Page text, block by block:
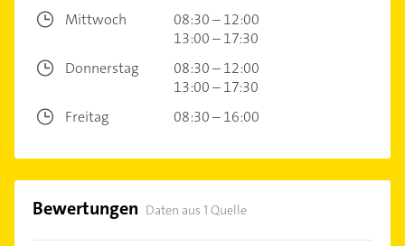
Mittwoch
08:30 – 12:00
13:00 – 17:30
Donnerstag
08:30 – 12:00
13:00 – 17:30
Freitag
08:30 – 16:00
Bewertungen Daten aus 1 Quelle